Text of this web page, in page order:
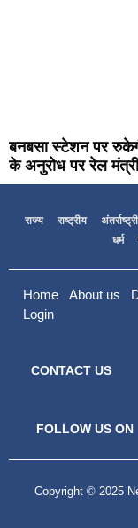
बनबसा स्टेशन पर
के अनुरोध पर रेल
राज्य राष्ट्रीय
धर्म
Home About us
Login
CONTACT US
FOLLOW US ON
Copyright © 2025